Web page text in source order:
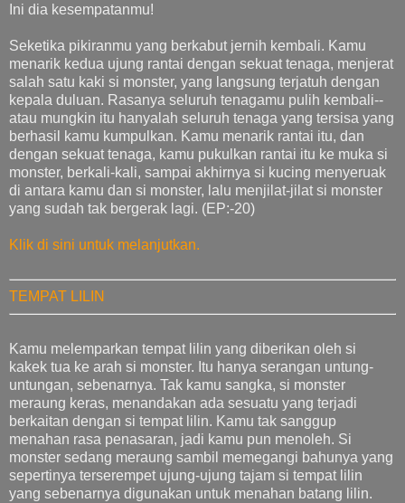
Ini dia kesempatanmu!
Seketika pikiranmu yang berkabut jernih kembali. Kamu
menarik kedua ujung rantai dengan sekuat tenaga, menjerat
salah satu kaki si monster, yang langsung terjatuh dengan
kepala duluan. Rasanya seluruh tenagamu pulih kembali--
atau mungkin itu hanyalah seluruh tenaga yang tersisa yang
berhasil kamu kumpulkan. Kamu menarik rantai itu, dan
dengan sekuat tenaga, kamu pukulkan rantai itu ke muka si
monster, berkali-kali, sampai akhirnya si kucing menyeruak
di antara kamu dan si monster, lalu menjilat-jilat si monster
yang sudah tak bergerak lagi. (EP:-20)
Klik di sini untuk melanjutkan.
TEMPAT LILIN
Kamu melemparkan tempat lilin yang diberikan oleh si
kakek tua ke arah si monster. Itu hanya serangan untung-
untungan, sebenarnya. Tak kamu sangka, si monster
meraung keras, menandakan ada sesuatu yang terjadi
berkaitan dengan si tempat lilin. Kamu tak sanggup
menahan rasa penasaran, jadi kamu pun menoleh. Si
monster sedang meraung sambil memegangi bahunya yang
sepertinya terserempet ujung-ujung tajam si tempat lilin
yang sebenarnya digunakan untuk menahan batang lilin.